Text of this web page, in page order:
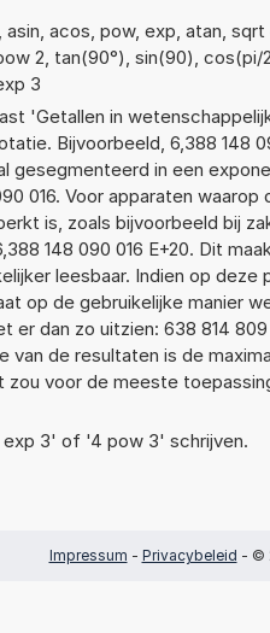
acos, pow, exp, atan,
2, tan(90°), sin(90), cos(pi/
3
'Getallen in
Bijvoorbeeld, 6,388 148
in een
016. Voor apparaten
is, zoals bijvoorbeeld bij
148 090 016 E+20. Dit
leesbaar. Indien op deze
op de gebruikelijke manier
er dan zo uitzien: 638 814
van de resultaten is de
zou voor de meeste
3' of '4 pow 3' schrijven.
Impressum - Privacybeleid - ©